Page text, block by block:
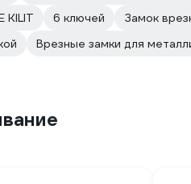
KILIT
6 ключей Замок
Врезные замки для